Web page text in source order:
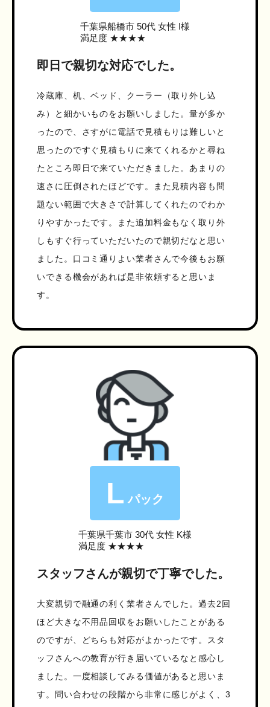
千葉県船橋市 50代 女性 I様
満足度 ★★★★
即日で親切な対応でした。
冷蔵庫、机、ベッド、クーラー（取り外し込
み）と細かいものをお願いしました。量が多か
ったので、さすがに電話で見積もりは難しいと
思ったのですぐ見積もりに来てくれるかと尋ね
たところ即日で来ていただきました。あまりの
速さに圧倒されたほどです。また見積内容も問
題ない範囲で大きさで計算してくれたのでわか
りやすかったです。また追加料金もなく取り外
しもすぐ行っていただいたので親切だなと思い
ました。口コミ通りよい業者さんで今後もお願
いできる機会があれば是非依頼すると思いま
す。
L パック
千葉県千葉市 30代 女性 K様
満足度 ★★★★
スタッフさんが親切で丁寧でした。
大変親切で融通の利く業者さんでした。過去2回
ほど大きな不用品回収をお願いしたことがある
のですが、どちらも対応がよかったです。スタ
ッフさんへの教育が行き届いているなと感心し
ました。一度相談してみる価値があると思いま
す。問い合わせの段階から非常に感じがよく、3